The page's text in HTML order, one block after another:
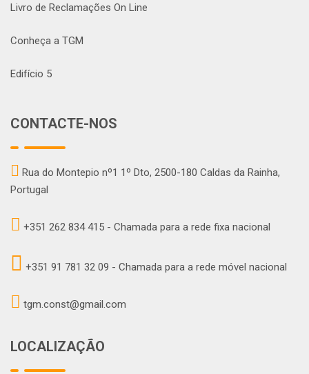
Livro de Reclamações On Line
Conheça a TGM
Edifício 5
CONTACTE-NOS
Rua do Montepio nº1 1º Dto, 2500-180 Caldas da Rainha,
Portugal
+351 262 834 415 - Chamada para a rede fixa nacional
+351 91 781 32 09 - Chamada para a rede móvel nacional
tgm.const@gmail.com
LOCALIZAÇÃO